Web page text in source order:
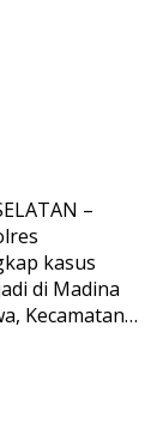
–
kasus
di Madina
Kecamatan…